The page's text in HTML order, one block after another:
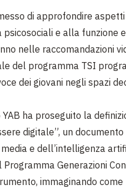
di approfondire
e alla funzione
nelle raccomandazioni
del programma TSI
dei giovani negli spazi
ha proseguito la
digitale”, un
e dell’intelligenza
Programma Generazioni
immaginando